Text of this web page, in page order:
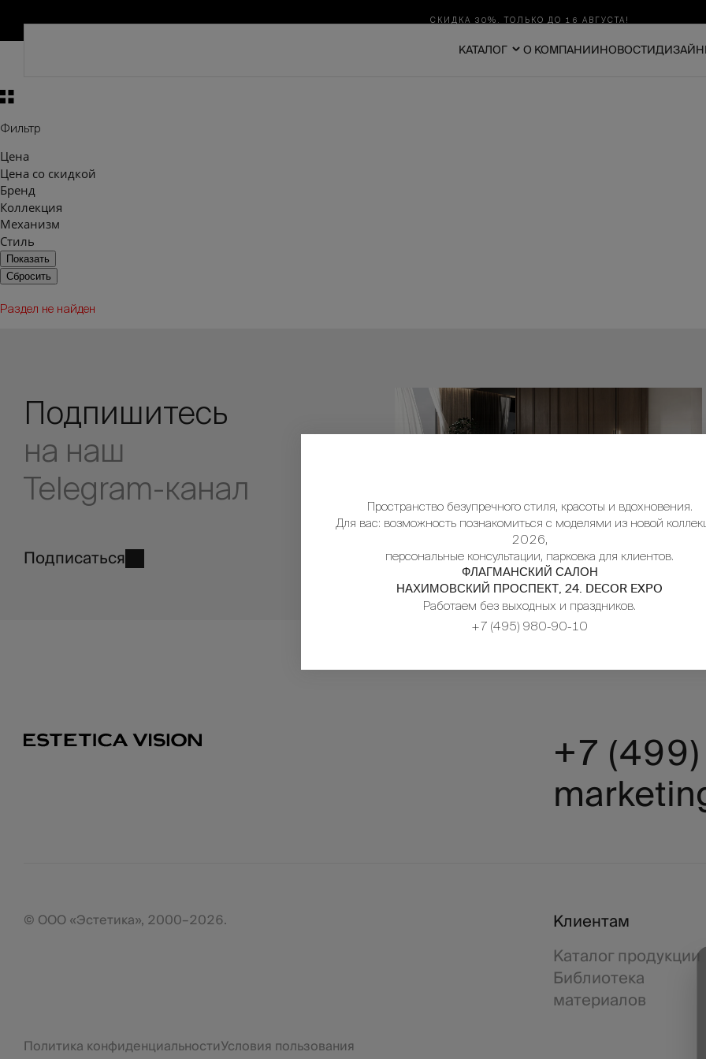
СКИДКА 30%. ТОЛЬКО ДО 16 АВГУСТА!
КАТАЛОГ О КОМПАНИИНОВОСТИ
Фильтр
Цена
Цена со скидкой
Бренд
Коллекция
Механизм
Стиль
Раздел не найден
Подпишитесь
на наш
Telegram-канал
Подписаться
+7
© ООО «Эстетика», 2000–2026.
Политика конфиденциальностиУсловия пользования
Клиентам
Каталог продукции
Библиотека
материалов
Пространство безупречного стиля, красоты и вдохновения.
Для вас: возможность познакомиться с моделями из новой
2026,
персональные консультации, парковка для клиентов.
ФЛАГМАНСКИЙ САЛОН
НАХИМОВСКИЙ ПРОСПЕКТ, 24. DECOR EXPO
Работаем без выходных и праздников.
+7 (495) 980-90-10